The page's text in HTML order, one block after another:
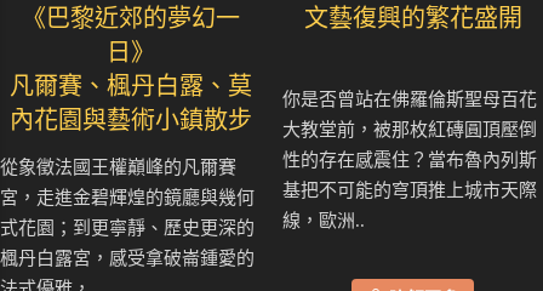
《巴黎近郊的夢幻一
日》
凡爾賽、楓丹白露、莫
內花園與藝術小鎮散步
從象徵法國王權巔峰的凡爾賽
宮，走進金碧輝煌的鏡廳與幾何
式花園；到更寧靜、歷史更深的
楓丹白露宮，感受拿破崙鍾愛的
文藝復興的繁花盛開
你是否曾站在佛羅倫斯聖母百花
大教堂前，被那枚紅磚圓頂壓倒
性的存在感震住？當布魯內列斯
基把不可能的穹頂推上城市天際
線，歐洲..